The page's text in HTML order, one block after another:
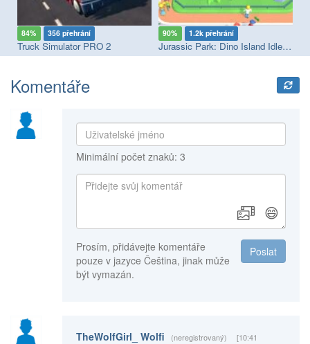
84% 356 přehrání
Truck Simulator PRO 2
90% 1.2k přehrání
Jurassic Park: Dino Island Idle 3D
Komentáře
Minimální počet znaků: 3
😄
Poslat
Prosím, přidávejte komentáře
pouze v jazyce Čeština, jinak může
být vymazán.
TheWolfGirl_ Wolfi (neregistrovaný)
[10:41